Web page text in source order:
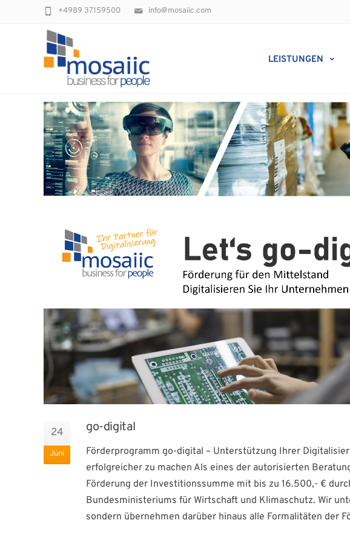
info@mosaiic.com
+4989 37159500
LEISTUNGEN
Tag: Reifegrad
24
Juni
go-digital
Förderprogramm go-digital – Unterstützung Ihrer
erfolgreicher zu machen Als eines der autorisierten
Förderung der Investitionssumme mit bis zu 16.500,- €
Bundesministeriums für Wirtschaft und Klimaschutz. Wir
sondern übernehmen darüber hinaus alle Formalitäten der